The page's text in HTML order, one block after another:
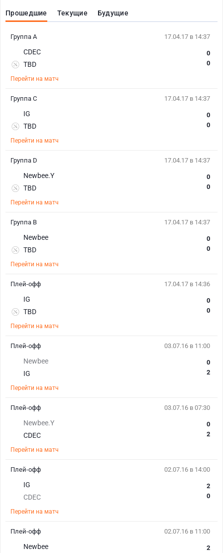
Прошедшие Текущие Будущие
17.04.17 в 14:37
CDEC
TBD
0
0
Перейти на матч
Группа А
17.04.17 в 14:37
IG
TBD
0
0
Перейти на матч
Группа С
17.04.17 в 14:37
Newbee.Y
TBD
0
0
Перейти на матч
Группа D
17.04.17 в 14:37
Newbee
TBD
0
0
Перейти на матч
Группа B
17.04.17 в 14:36
IG
TBD
0
0
Перейти на матч
Плей-офф
03.07.16 в 11:00
Newbee
IG
0
2
Перейти на матч
Плей-офф
03.07.16 в 07:30
Newbee.Y
CDEC
0
2
Перейти на матч
Плей-офф
02.07.16 в 14:00
IG
CDEC
2
0
Перейти на матч
Плей-офф
02.07.16 в 11:00
Newbee
2
Плей-офф